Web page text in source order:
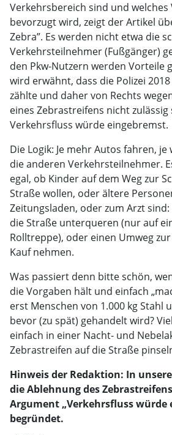
Verkehrsbereich sind und
bevorzugt wird, zeigt der Artikel
Zebra”. Es werden nicht etwa die
Verkehrsteilnehmer (Fußgänger)
den Pkw-Nutzern werden Vorteile
wird erwähnt, dass die Polizei
zählte und daher von Rechts
eines Zebrastreifens nicht zulässig
Verkehrsfluss würde eingebremst.
Die Logik: Je mehr Autos fahren,
die anderen Verkehrsteilnehmer.
egal, ob Kinder auf dem Weg zur
Straße wollen, oder ältere
Zeitungsladen, oder zum Arzt
die Straße unterqueren (nur auf
Rolltreppe), oder einen Umweg
Kauf nehmen.
Was passiert denn bitte schön,
die Vorgaben hält und einfach
erst Menschen von 1.000 kg Stahl
bevor (zu spät) gehandelt wird?
einfach in einer Nacht- und
Zebrastreifen auf die Straße
Hinweis der Redaktion: In
die Ablehnung des
Argument „Verkehrsfluss würde
begründet.